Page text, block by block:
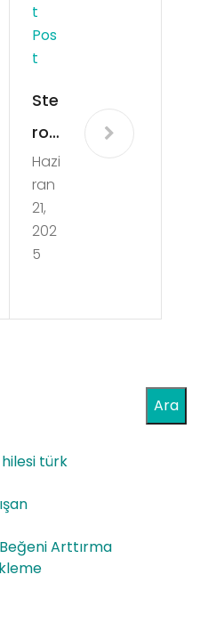
T
Pos
T
Ste
roi
d
Fiy
atl
arı
Gü
asa
me
si
Hazi
ran
21,
202
5
Ara
türk
Arttırma